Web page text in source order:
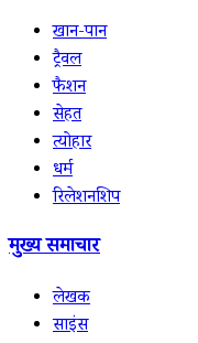
खान-पान
ट्रैवल
फैशन
सेहत
त्योहार
धर्म
रिलेशनशिप
मुख्य समाचार
लेखक
साइंस